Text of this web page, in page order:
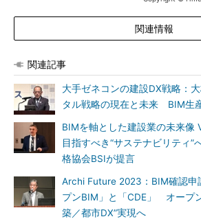
関連情報
関連記事
大手ゼネコンの建設DX戦略：
タル戦略の現在と未来 BIM生
BIMを軸とした建設業の未来像
目指すべき“サステナビリティ
格協会BSIが提言
Archi Future 2023：BIM確認申
プンBIM」と「CDE」 オープ
築／都市DX”実現へ